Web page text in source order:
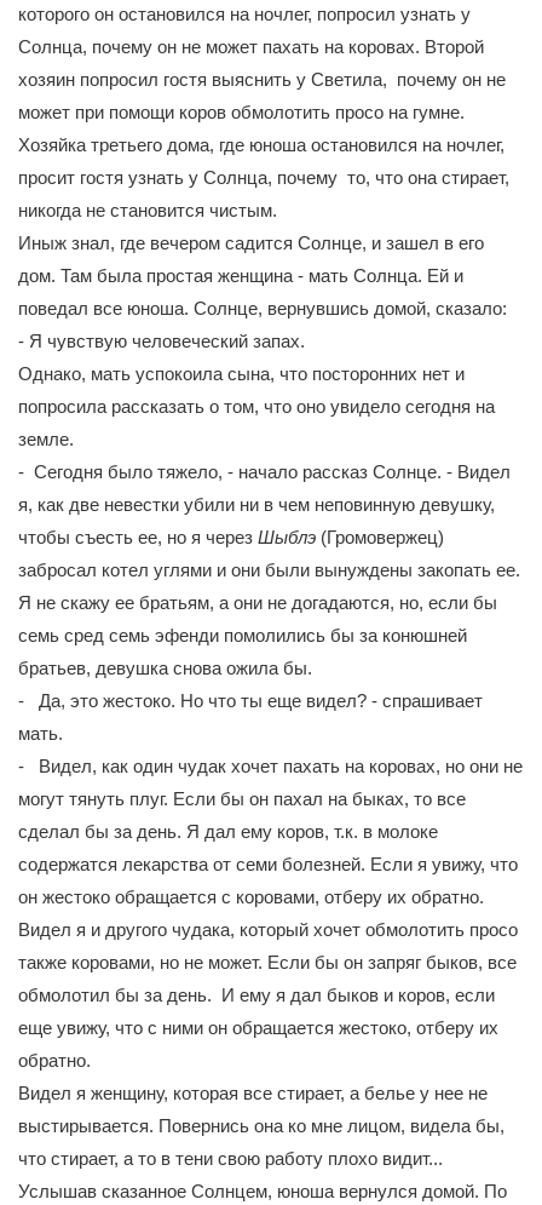
которого он остановился на ночлег, попросил узнать у
Солнца, почему он не может пахать на коровах. Второй
хозяин попросил гостя выяснить у Светила, почему он не
может при помощи коров обмолотить просо на гумне.
Хозяйка третьего дома, где юноша остановился на ночлег,
просит гостя узнать у Солнца, почему то, что она стирает,
никогда не становится чистым.
Иныж знал, где вечером садится Солнце, и зашел в его
дом. Там была простая женщина - мать Солнца. Ей и
поведал все юноша. Солнце, вернувшись домой, сказало:
- Я чувствую человеческий запах.
Однако, мать успокоила сына, что посторонних нет и
попросила рассказать о том, что оно увидело сегодня на
земле.
- Сегодня было тяжело, - начало рассказ Солнце. - Видел
я, как две невестки убили ни в чем неповинную девушку,
чтобы съесть ее, но я через Шыблэ (Громовержец)
забросал котел углями и они были вынуждены закопать ее.
Я не скажу ее братьям, а они не догадаются, но, если бы
семь сред семь эфенди помолились бы за конюшней
братьев, девушка снова ожила бы.
- Да, это жестоко. Но что ты еще видел? - спрашивает
мать.
- Видел, как один чудак хочет пахать на коровах, но они не
могут тянуть плуг. Если бы он пахал на быках, то все
сделал бы за день. Я дал ему коров, т.к. в молоке
содержатся лекарства от семи болезней. Если я увижу, что
он жестоко обращается с коровами, отберу их обратно.
Видел я и другого чудака, который хочет обмолотить просо
также коровами, но не может. Если бы он запряг быков, все
обмолотил бы за день. И ему я дал быков и коров, если
еще увижу, что с ними он обращается жестоко, отберу их
обратно.
Видел я женщину, которая все стирает, а белье у нее не
выстирывается. Повернись она ко мне лицом, видела бы,
что стирает, а то в тени свою работу плохо видит...
Услышав сказанное Солнцем, юноша вернулся домой. По